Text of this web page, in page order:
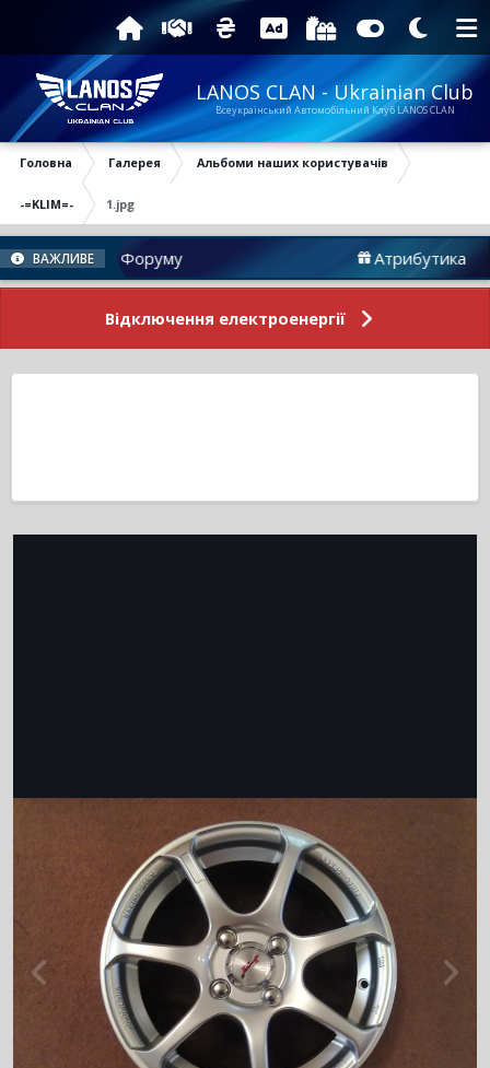
LANOS CLAN - Ukrainian Club
Всеукраїнський Автомобільний Клуб LANOS CLAN
Головна Галерея Альбоми наших користувачів
-=KLIM=- 1.jpg
ВАЖЛИВЕ
Новини Форуму Атрибутика
Відключення електроенергії